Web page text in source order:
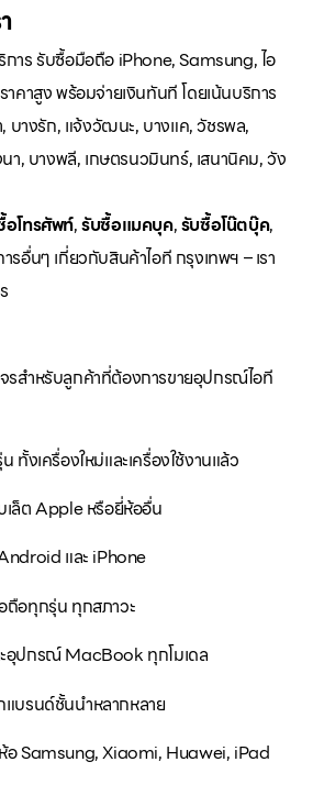
การ รับซื้อมือถือ iPhone, Samsung, ไอ
คาสูง พร้อมจ่ายเงินทันที โดยเน้นบริการ
บางรัก, แจ้งวัฒนะ, บางแค, วัชรพล,
า, บางพลี, เกษตรนวมินทร์, เสนานิคม, วัง
อโทรศัพท์,รับซื้อแมคบุค,รับซื้อโน๊ตบุ๊ค,
รอื่นๆ เกี่ยวกับสินค้าไอที กรุงเทพฯ – เรา
รสำหรับลูกค้าที่ต้องการขายอุปกรณ์ไอที
ทั้งเครื่องใหม่และเครื่องใช้งานแล้ว
ล็ต Apple หรือยี่ห้ออื่น
และ iPhone
ถือทุกรุ่น ทุกสภาวะ
อุปกรณ์ MacBook ทุกโมเดล
บรนด์ชั้นนำหลากหลาย
อ Samsung, Xiaomi, Huawei, iPad